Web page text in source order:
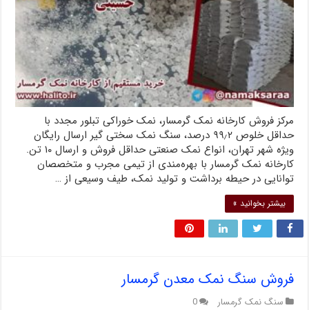
مرکز فروش کارخانه نمک گرمسار، نمک خوراکی تبلور مجدد با
حداقل خلوص ۹۹٫۲ درصد، سنگ نمک سختی گیر ارسال رایگان
ویژه شهر تهران، انواع نمک صنعتی حداقل فروش و ارسال ۱۰ تن.
کارخانه نمک گرمسار با بهره‌مندی از تیمی مجرب و متخصصان
توانایی در حیطه برداشت و تولید نمک، طیف وسیعی از …
بیشتر بخوانید »
فروش سنگ نمک معدن گرمسار
سنگ نمک گرمسار 0